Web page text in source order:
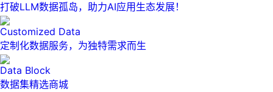
打破LLM数据孤岛，助力AI应用生态发展！
Customized Data
定制化数据服务，为独特需求而生
Data Block
数据集精选商城